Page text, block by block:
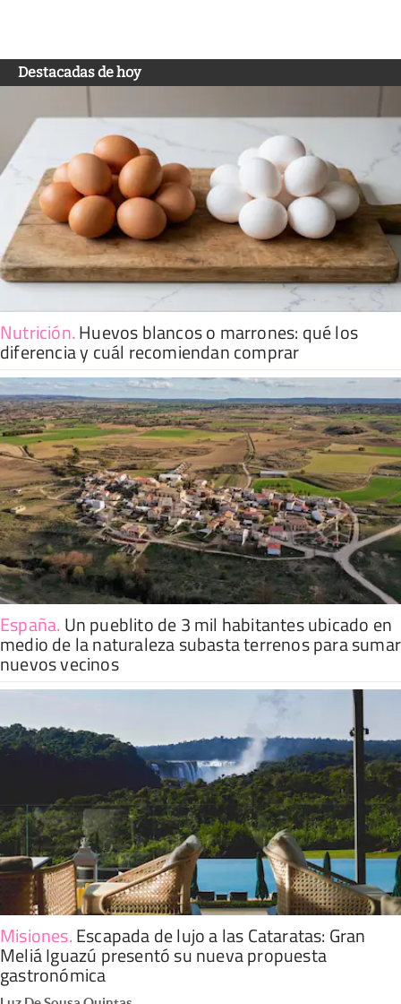
Destacadas de hoy
Nutrición.Huevos blancos o marrones: qué los
diferencia y cuál recomiendan comprar
España. Un pueblito de 3 mil habitantes ubicado en
medio de la naturaleza subasta terrenos para sumar
nuevos vecinos
Misiones.Escapada de lujo a las Cataratas: Gran
Meliá Iguazú presentó su nueva propuesta
gastronómica